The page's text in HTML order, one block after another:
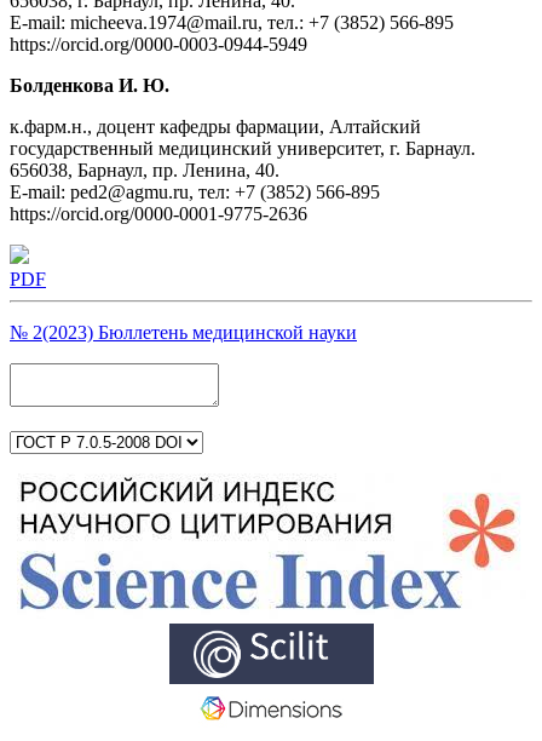
Е-mail: micheeva.1974@mail.ru, тел.: +7 (3852) 566-895
https://orcid.org/0000-0003-0944-5949
Болденкова И. Ю.
к.фарм.н., доцент кафедры фармации, Алтайский
государственный медицинский университет, г. Барнаул.
656038, Барнаул, пр. Ленина, 40.
Е-mail: ped2@agmu.ru, тел: +7 (3852) 566-895
https://orcid.org/0000-0001-9775-2636
PDF
№ 2(2023) Бюллетень медицинской науки